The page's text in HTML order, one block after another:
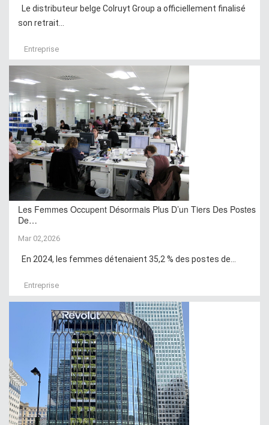
Le distributeur belge Colruyt Group a officiellement finalisé
son retrait...
Entreprise
Les Femmes Occupent Désormais Plus D’un Tiers Des Postes
De…
Mar 02,2026
En 2024, les femmes détenaient 35,2 % des postes de...
Entreprise